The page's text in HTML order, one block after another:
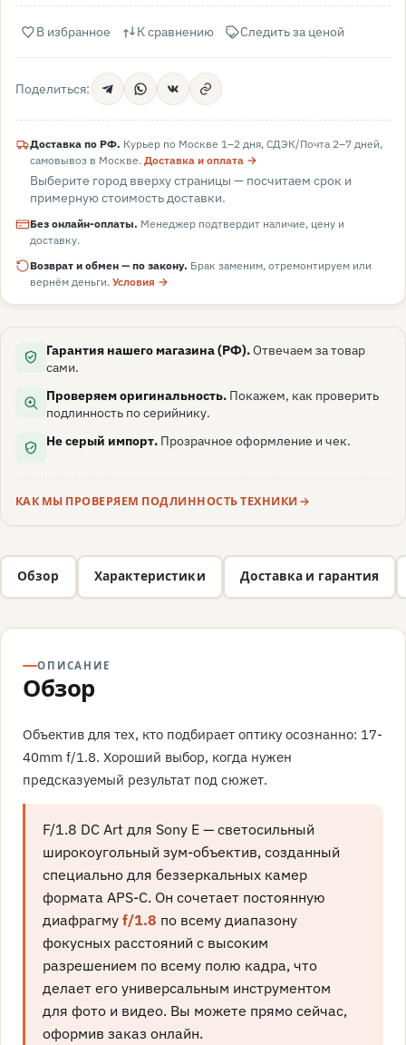
В избранное К сравнению Следить за ценой
Поделиться:
Доставка по РФ. Курьер по Москве 1–2 дня, СДЭК/Почта 2–7 дней,
самовывоз в Москве.Доставка и оплата →
Выберите город вверху страницы — посчитаем срок и
примерную стоимость доставки.
Без онлайн-оплаты. Менеджер подтвердит наличие, цену и
доставку.
Возврат и обмен — по закону. Брак заменим, отремонтируем или
вернём деньги. Условия →
Гарантия нашего магазина (РФ).Отвечаем за товар
сами.
Проверяем оригинальность. Покажем, как проверить
подлинность по серийнику.
Не серый импорт. Прозрачное оформление и чек.
КАК МЫ ПРОВЕРЯЕМ ПОДЛИННОСТЬ ТЕХНИКИ
Обзор Характеристики Доставка и гарантия
ОПИСАНИЕ
Обзор
Объектив для тех, кто подбирает оптику осознанно: 17-
40mm f/1.8. Хороший выбор, когда нужен
предсказуемый результат под сюжет.
F/1.8 DC Art для Sony E — светосильный
широкоугольный зум-объектив, созданный
специально для беззеркальных камер
формата APS-C. Он сочетает постоянную
диафрагмуf/1.8 по всему диапазону
фокусных расстояний с высоким
разрешением по всему полю кадра, что
делает его универсальным инструментом
для фото и видео. Вы можете прямо сейчас,
оформив заказ онлайн.